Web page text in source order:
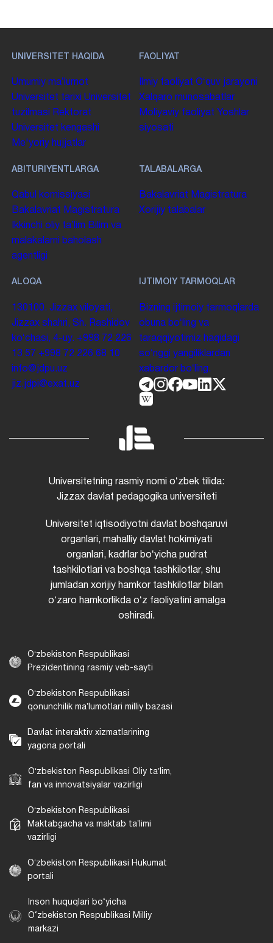
UNIVERSITET HAQIDA
Umumiy maʼlumot
Universitet tarixi Universitet
tuzilmasi
Rektorat
Universitet kengashi
Me'yoriy hujjatlar
FAOLIYAT
Ilmiy faoliyat Oʻquv jarayoni
Xalqaro munosabatlar
Moliyaviy faoliyat Yoshlar
siyosati
ABITURIYENTLARGA
Qabul komissiyasi
Bakalavriat Magistratura
Ikkinchi oliy taʼlim Bilim va
malakalarni baholash
agentligi
TALABALARGA
Bakalavriat Magistratura
Xorijiy talabalar
ALOQA
130100. Jizzax viloyati,
Jizzax shahri, Sh. Rashidov
koʻchasi, 4-uy. +998 72 226
13 57 +998 72 226 68 10
info@jdpu.uz
jiz.jdpi@exat.uz
IJTIMOIY TARMOQLAR
Bizning ijtimoiy tarmoqlarda
obuna boʻling va
taraqqiyotimiz haqidagi
soʻnggi yangiliklardan
xabardor boʻling.
Universitetning rasmiy nomi oʻzbek tilida:
Jizzax davlat pedagogika universiteti
Universitet iqtisodiyotni davlat boshqaruvi
organlari, mahalliy davlat hokimiyati
organlari, kadrlar boʻyicha pudrat
tashkilotlari va boshqa tashkilotlar, shu
jumladan xorijiy hamkor tashkilotlar bilan
oʻzaro hamkorlikda oʻz faoliyatini amalga
oshiradi.
Oʻzbekiston Respublikasi
Prezidentining rasmiy veb-sayti
Oʻzbekiston Respublikasi
qonunchilik maʼlumotlari milliy bazasi
Davlat interaktiv xizmatlarining
yagona portali
Oʻzbekiston Respublikasi Oliy taʼlim,
fan va innovatsiyalar vazirligi
Oʻzbekiston Respublikasi
Maktabgacha va maktab taʼlimi
vazirligi
Oʻzbekiston Respublikasi Hukumat
portali
Inson huquqlari bo‘yicha
O‘zbekiston Respublikasi Milliy
markazi